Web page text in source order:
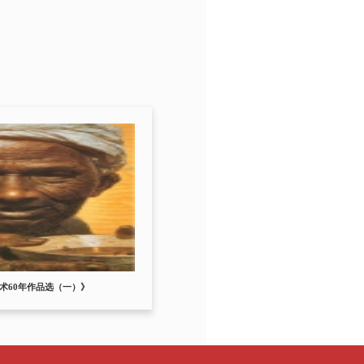
年作品选（一）》